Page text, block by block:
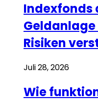
Indexfonds
Risiken
Juli 28, 2026
Wie